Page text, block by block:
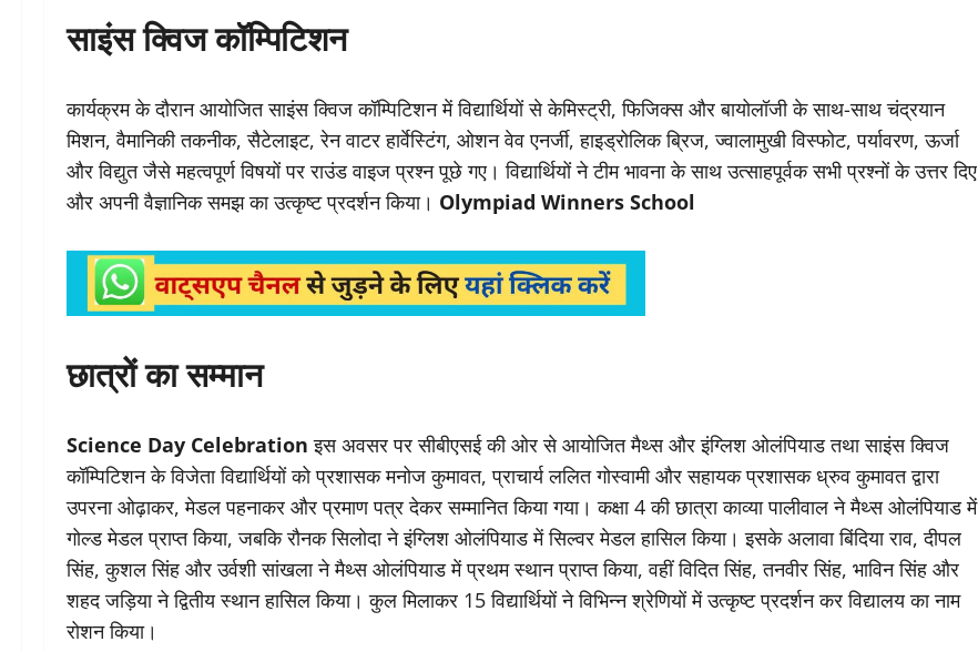
साइंस क्विज कॉम्पिटिशन
कार्यक्रम के दौरान आयोजित साइंस क्विज कॉम्पिटिशन में विद्यार्थियों से केमिस्ट्री, फिजिक्स और बायोलॉजी के साथ-साथ चंद्रयान
मिशन, वैमानिकी तकनीक, सैटेलाइट, रेन वाटर हार्वेस्टिंग, ओशन वेव एनर्जी, हाइड्रोलिक ब्रिज, ज्वालामुखी विस्फोट, पर्यावरण, ऊर्जा
और विद्युत जैसे महत्वपूर्ण विषयों पर राउंड वाइज प्रश्न पूछे गए। विद्यार्थियों ने टीम भावना के साथ उत्साहपूर्वक सभी प्रश्नों के उत्तर दिए
और अपनी वैज्ञानिक समझ का उत्कृष्ट प्रदर्शन किया। Olympiad Winners School
छात्रों का सम्मान
Science Day Celebration इस अवसर पर सीबीएसई की ओर से आयोजित मैथ्स और इंग्लिश ओलंपियाड तथा साइंस क्विज
कॉम्पिटिशन के विजेता विद्यार्थियों को प्रशासक मनोज कुमावत, प्राचार्य ललित गोस्वामी और सहायक प्रशासक ध्रुव कुमावत द्वारा
उपरना ओढ़ाकर, मेडल पहनाकर और प्रमाण पत्र देकर सम्मानित किया गया। कक्षा 4 की छात्रा काव्या पालीवाल ने मैथ्स ओलंपियाड में
गोल्ड मेडल प्राप्त किया, जबकि रौनक सिलोदा ने इंग्लिश ओलंपियाड में सिल्वर मेडल हासिल किया। इसके अलावा बिंदिया राव, दीपल
सिंह, कुशल सिंह और उर्वशी सांखला ने मैथ्स ओलंपियाड में प्रथम स्थान प्राप्त किया, वहीं विदित सिंह, तनवीर सिंह, भाविन सिंह और
शहद जड़िया ने द्वितीय स्थान हासिल किया। कुल मिलाकर 15 विद्यार्थियों ने विभिन्न श्रेणियों में उत्कृष्ट प्रदर्शन कर विद्यालय का नाम
रोशन किया।